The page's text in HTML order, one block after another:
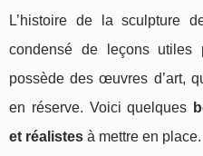
L’histoire de la sculpture
condensé de leçons utiles
possède des œuvres d’art,
en réserve. Voici quelques
et réalistes à mettre en place.